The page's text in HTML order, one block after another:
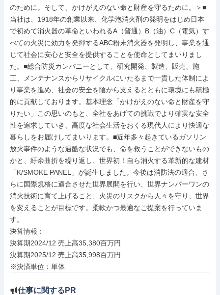
のために。そして、かけがえのない命と財産を守るために。＞■
当社は、1918年の創業以来、化学泡消火剤の発明をはじめ日本
で初めて消火器の革命といわれるA（普通）B（油）C（電気）す
べての火災に効力を発揮するABC粉末消火器を発明し、事業を通
じて社会に安心と安全を提供することを使命としてまいりまし
た。■総合防災カンパニーとして、研究開発、製造、販売、施
工、メンテナンスからリサイクルにいたるまで一貫した体制によ
り事業を進め、社会の安全を陰から支えるとともに環境にも積極
的に貢献しております。基本理念「かけがえのない命と財産を守
りたい」この思いのもと、全社をあげての挑戦でより確実な安全
性を追求していき、高度な社会生活をおくる現代人により快適な
暮らしをお届けしてまいります。■近年多々起きているガソリン
放火事件のような過酷な状況でも、命を救うことができないもの
かと、紆余曲折を繰り返し、世界初！自ら消火する革新的な建材
「K/SMOKE PANEL」が誕生しました。今後は消防法の適合、さ
らに国際規格に適合させた世界展開を行い、世界ナンバーワンの
消火技術に育て上げること、火災のリスクから人々を守り、世界
を変えることが目標です。柔軟かつ最適なご提案を行っていま
す。
決算情報：
決算期2024/12 売上高35,380百万円
決算期2025/12 売上高35,998百万円
※決済単位：単体
仕事に関するPR